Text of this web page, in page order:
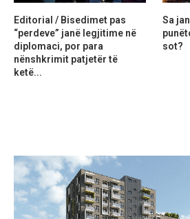
Editorial / Bisedimet pas
“perdeve” janë legjitime në
diplomaci, por para
nënshkrimit patjetër të
ketë...
Sa
sot?